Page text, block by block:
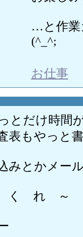
…と作業
(^_^;
お仕事
とだけ時間
表もやっと
みとかメー
れ ～